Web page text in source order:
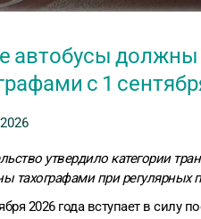
автобусы
с 1
утвердило категории
тахографами при регулярных
2026 года вступает в силу